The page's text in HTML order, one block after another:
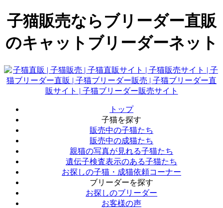
子猫販売ならブリーダー直販
のキャットブリーダーネット
トップ
子猫を探す
販売中の子猫たち
販売中の成猫たち
親猫の写真が見れる子猫たち
遺伝子検査表示のある子猫たち
お探しの子猫・成猫依頼コーナー
ブリーダーを探す
お探しのブリーダー
お客様の声